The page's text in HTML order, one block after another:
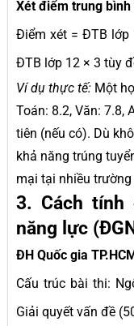
Xét điểm trung
Điểm xét = ĐTB lớp
ĐTB lớp 12 × 3 tùy
Ví dụ thực tế: Một
Toán: 8.2, Văn: 7.8,
tiên (nếu có). Dù
khả năng trúng
mại tại nhiều
3. Cách
năng lực
ĐH Quốc gia
Cấu trúc bài thi:
Giải quyết vấn đề